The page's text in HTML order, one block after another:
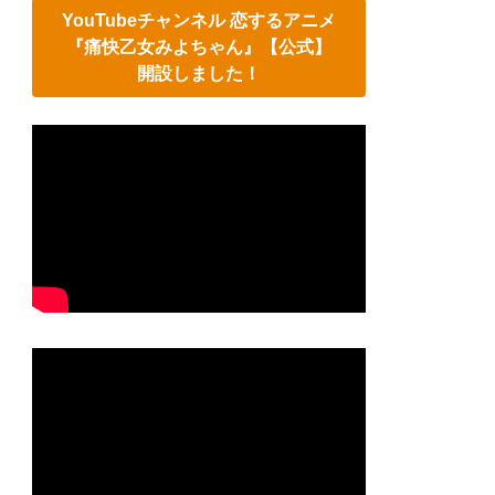
YouTubeチャンネル 恋するアニメ
『痛快乙女みよちゃん』【公式】
開設しました！